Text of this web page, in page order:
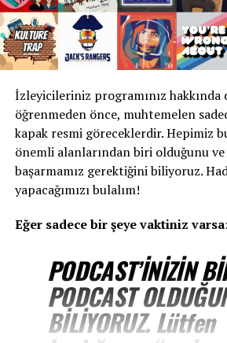
İzleyicileriniz programınız hakkında
öğrenmeden önce, muhtemelen
kapak resmi göreceklerdir. Hepimiz
önemli alanlarından biri olduğunu
başarmamız gerektiğini biliyoruz.
yapacağımızı bulalım!
Eğer sadece bir şeye vaktiniz
PODCAST’İNİZİN
PODCAST
BİLİYORUZ. Lütfen